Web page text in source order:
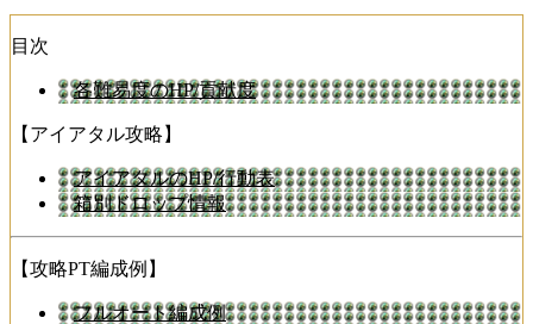
目次
各難易度のHP/貢献度
【アイアタル攻略】
アイアタルのHP/行動表
箱別ドロップ情報
【攻略PT編成例】
フルオート編成例